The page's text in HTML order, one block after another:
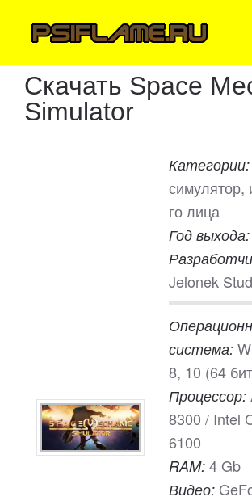
Скачать Space
Simulator
Категории:
симулятор,
го лица
Год выхода:
Jelonek
система:
8, 10 (64
Процессор:
8300 / Intel
6100
RAM: 4 Gb
Видео: